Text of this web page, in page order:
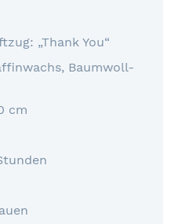
„Thank You“
Baumwoll-
cm